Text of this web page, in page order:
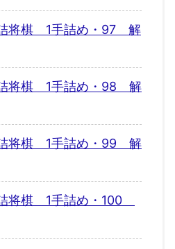
将棋 1手詰め・97 解
将棋 1手詰め・98 解
将棋 1手詰め・99 解
将棋 1手詰め・100